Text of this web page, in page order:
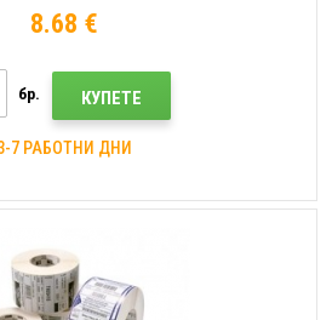
8.68 €
бр. КУПЕТЕ
7 РАБОТНИ ДНИ